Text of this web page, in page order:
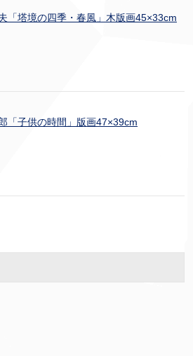
「塔境の四季・春風」木版画45×33cm
「子供の時間」版画47×39cm